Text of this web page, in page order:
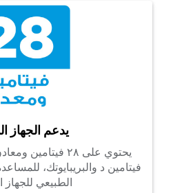
يدعم الجهاز
يحتوي على ٢٨
فيتامين د والبريبايوتك،
الطبيعي للجهاز